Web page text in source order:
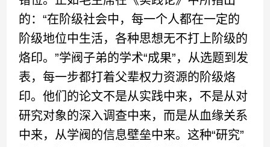
的：“在阶级社会中，每一个人都在一定的
阶级地位中生活，各种思想无不打上阶级的
烙印。”学阀子弟的学术“成果”，从选题到发
表，每一步都打着父辈权力资源的阶级烙
印。他们的论文不是从实践中来，不是从对
研究对象的深入调查中来，而是从血缘关系
中来，从学阀的信息壁垒中来。这种“研究”